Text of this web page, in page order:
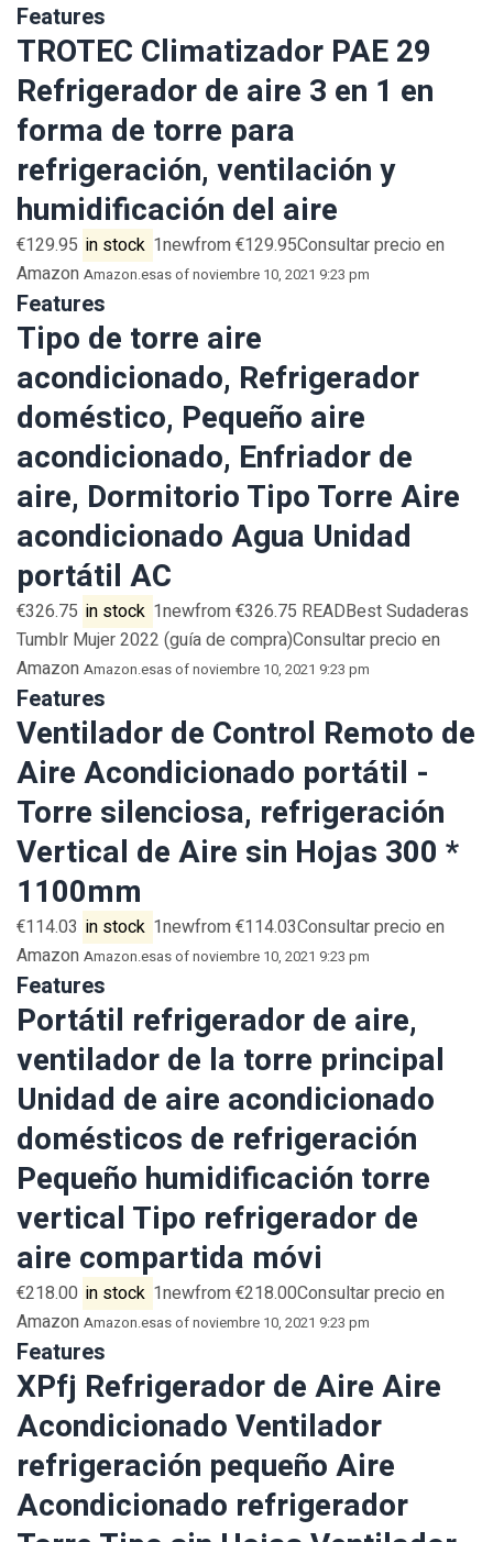
Features
TROTEC Climatizador PAE 29
Refrigerador de aire 3 en 1 en
forma de torre para
refrigeración, ventilación y
humidificación del aire
€129.95 in stock 1newfrom €129.95Consultar precio en
Amazon Amazon.esas of noviembre 10, 2021 9:23 pm
Features
Tipo de torre aire
acondicionado, Refrigerador
doméstico, Pequeño aire
acondicionado, Enfriador de
aire, Dormitorio Tipo Torre Aire
acondicionado Agua Unidad
portátil AC
€326.75 in stock 1newfrom €326.75 READBest Sudaderas
Tumblr Mujer 2022 (guía de compra)Consultar precio en
Amazon Amazon.esas of noviembre 10, 2021 9:23 pm
Features
Ventilador de Control Remoto de
Aire Acondicionado portátil -
Torre silenciosa, refrigeración
Vertical de Aire sin Hojas 300 *
1100mm
€114.03 in stock 1newfrom €114.03Consultar precio en
Amazon Amazon.esas of noviembre 10, 2021 9:23 pm
Features
Portátil refrigerador de aire,
ventilador de la torre principal
Unidad de aire acondicionado
domésticos de refrigeración
Pequeño humidificación torre
vertical Tipo refrigerador de
aire compartida móvi
€218.00 in stock 1newfrom €218.00Consultar precio en
Amazon Amazon.esas of noviembre 10, 2021 9:23 pm
Features
XPfj Refrigerador de Aire Aire
Acondicionado Ventilador
refrigeración pequeño Aire
Acondicionado refrigerador